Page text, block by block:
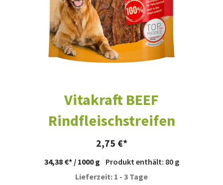
Vitakraft BEEF
Rindfleischstreifen
2,75 €
34,38 € / 1000 g Produkt enthält: 80 g
Lieferzeit: 1 - 3 Tage